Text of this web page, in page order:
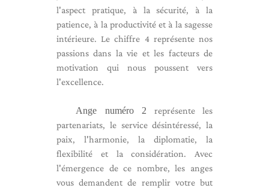
l'aspect pratique, à la sécurité, à la
patience, à la productivité et à la sagesse
intérieure. Le chiffre 4 représente nos
passions dans la vie et les facteurs de
motivation qui nous poussent vers
l'excellence.
Ange numéro 2 représente les
partenariats, le service désintéressé, la
paix, l'harmonie, la diplomatie, la
flexibilité et la considération. Avec
l'émergence de ce nombre, les anges
vous demandent de remplir votre but